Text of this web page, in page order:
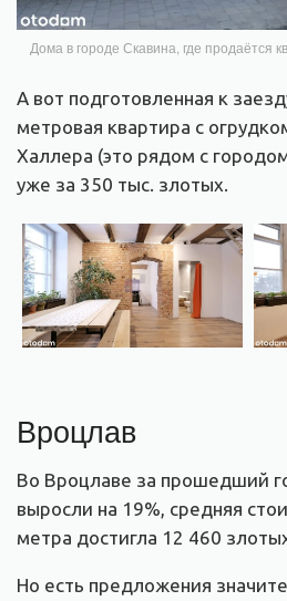
Дома в городе Скавина, где продаётся
А вот подготовленная к
метровая квартира с
Халлера (это рядом с
уже за 350 тыс. злотых.
Вроцлав
Во Вроцлаве за прошедший
выросли на 19%, средняя
метра достигла 12 460
Но есть предложения